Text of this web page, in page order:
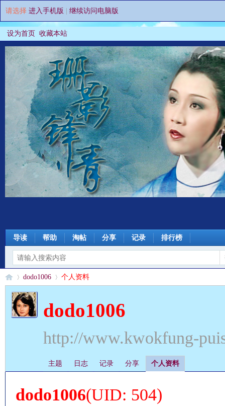
请选择 进入手机版 继续访问电脑版
设为首页 收藏本站
导读 帮助 淘帖 分享 记录 排行榜
›
dodo1006 个人资料
dodo1006
http://www.kwokfung-
主题 日志 记录 分享 个人资料
dodo1006(UID: 504)